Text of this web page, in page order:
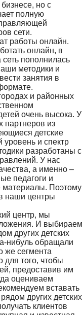
но с
полную
сети.
работы онлайн.
онлайн, в
пополнилась
методики и
занятия в
и районных
очень высока. У
партнеров из
детские
и спектр
разработаны с
У нас
а именно –
педагоги и
Поэтому
наши центры
центр, мы
И выбираем
других детских
нибуль обращали
же сегмента
для того, чтобы
предоставив им
оцениваем
вставать
других детских
клиентов